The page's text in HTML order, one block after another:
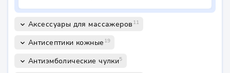
keyboard_arrow_down Аксессуары для массажеров 11
keyboard_arrow_down Антисептики кожные 19
keyboard_arrow_down Антиэмболические чулки5